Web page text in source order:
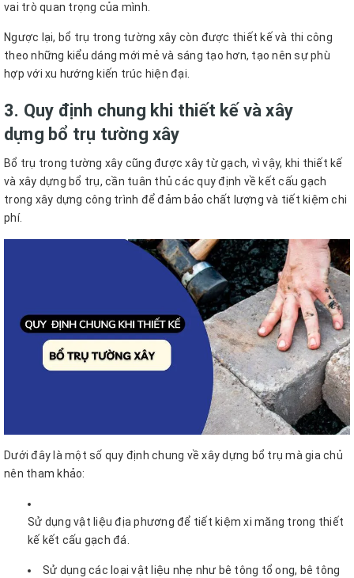
vai trò quan trọng của mình.
Ngược lại, bổ trụ trong tường xây còn được thiết kế và thi công
theo những kiểu dáng mới mẻ và sáng tạo hơn, tạo nên sự phù
hợp với xu hướng kiến trúc hiện đại.
3. Quy định chung khi thiết kế và xây
dựng bổ trụ tường xây
Bổ trụ trong tường xây cũng được xây từ gạch, vì vậy, khi thiết kế
và xây dựng bổ trụ, cần tuân thủ các quy định về kết cấu gạch
trong xây dựng công trình để đảm bảo chất lượng và tiết kiệm chi
phí.
Dưới đây là một số quy định chung về xây dựng bổ trụ mà gia chủ
nên tham khảo:
Sử dụng vật liệu địa phương để tiết kiệm xi măng trong thiết
kế kết cấu gạch đá.
Sử dụng các loại vật liệu nhẹ như bê tông tổ ong, bê tông